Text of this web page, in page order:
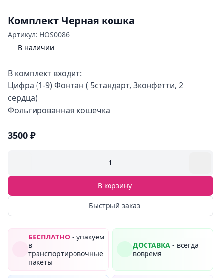
Комплект Черная кошка
Артикул: HOS0086
В наличии
В комплект входит:
Цифра (1-9) Фонтан ( 5стандарт, 3конфетти, 2
сердца)
Фольгированная кошечка
3500 ₽
1
В корзину
Быстрый заказ
БЕСПЛАТНО - упакуем
в
транспортировочные
пакеты
ДОСТАВКА - всегда
вовремя